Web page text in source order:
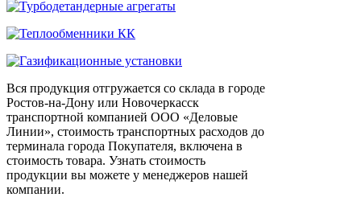
Вся продукция отгружается со склада в городе
Ростов-на-Дону или Новочеркасск
транспортной компанией ООО «Деловые
Линии», стоимость транспортных расходов до
терминала города Покупателя, включена в
стоимость товара. Узнать стоимость
продукции вы можете у менеджеров нашей
компании.